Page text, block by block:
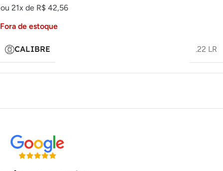
ou 21x de R$ 42,56
Fora de estoque
CALIBRE .22 LR